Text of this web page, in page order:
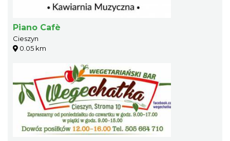
Piano Cafè
Cieszyn
0.05 km